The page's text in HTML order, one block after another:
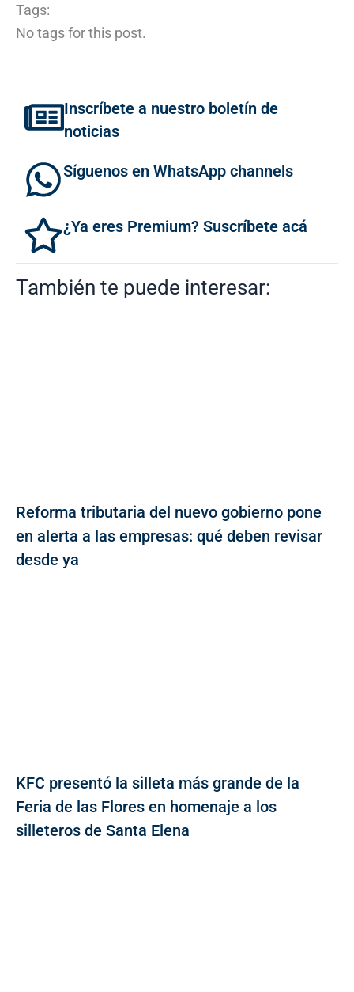
Tags:
No tags for this post.
Inscríbete a nuestro boletín de
noticias
Síguenos en WhatsApp channels
¿Ya eres Premium? Suscríbete acá
También te puede interesar:
Reforma tributaria del nuevo gobierno pone
en alerta a las empresas: qué deben revisar
desde ya
KFC presentó la silleta más grande de la
Feria de las Flores en homenaje a los
silleteros de Santa Elena